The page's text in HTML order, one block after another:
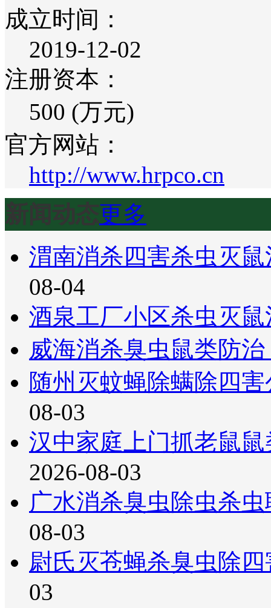
成立时间：
2019-12-02
注册资本：
500 (万元)
官方网站：
http://www.hrpco.cn
新闻动态更多
渭南消杀四害杀虫灭
08-04
酒泉工厂小区杀虫灭
威海消杀臭虫鼠类防
随州灭蚊蝇除螨除四
08-03
汉中家庭上门抓老鼠
2026-08-03
广水消杀臭虫除虫杀
08-03
尉氏灭苍蝇杀臭虫除
03